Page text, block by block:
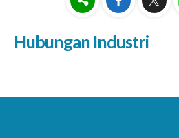
Hubungan Industri